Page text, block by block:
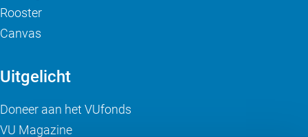
Rooster
Canvas
Uitgelicht
Doneer aan het VUfonds
VU Magazine